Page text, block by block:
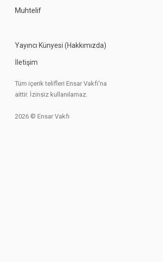
Muhtelif
Yayıncı Künyesi (Hakkımızda)
İletişim
Tüm içerik telifleri Ensar Vakfı'na
aittir. İzinsiz kullanılamaz.
2026 © Ensar Vakfı